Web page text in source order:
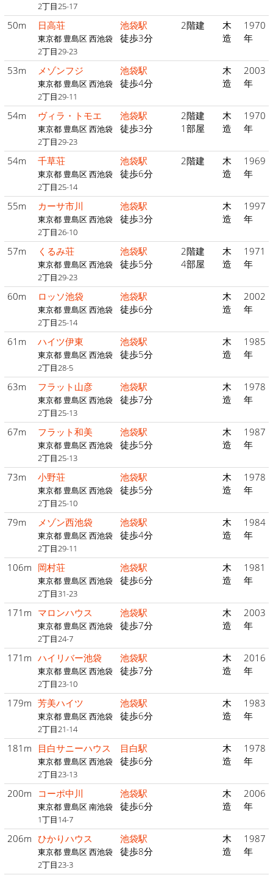
2丁目25-17
50m 日高荘
東京都 豊島区 西池袋
2丁目29-23
池袋駅
徒歩3分
2階建
木
造
1970
年
53m メゾンフジ
東京都 豊島区 西池袋
2丁目29-11
池袋駅
徒歩4分
木
造
2003
年
54m ヴィラ・トモエ
東京都 豊島区 西池袋
2丁目29-23
池袋駅
徒歩3分
2階建
1部屋
木
造
1970
年
54m 千草荘
東京都 豊島区 西池袋
2丁目25-14
池袋駅
徒歩6分
2階建
木
造
1969
年
55m カーサ市川
東京都 豊島区 西池袋
2丁目26-10
池袋駅
徒歩3分
木
造
1997
年
57m くるみ荘
東京都 豊島区 西池袋
2丁目29-23
池袋駅
徒歩5分
2階建
4部屋
木
造
1971
年
60m ロッソ池袋
東京都 豊島区 西池袋
2丁目25-14
池袋駅
徒歩6分
木
造
2002
年
61m ハイツ伊東
東京都 豊島区 西池袋
2丁目28-5
池袋駅
徒歩5分
木
造
1985
年
63m フラット山彦
東京都 豊島区 西池袋
2丁目25-13
池袋駅
徒歩7分
木
造
1978
年
67m フラット和美
東京都 豊島区 西池袋
2丁目25-13
池袋駅
徒歩5分
木
造
1987
年
73m 小野荘
東京都 豊島区 西池袋
2丁目25-10
池袋駅
徒歩5分
木
造
1978
年
79m メゾン西池袋
東京都 豊島区 西池袋
2丁目29-11
池袋駅
徒歩4分
木
造
1984
年
106m 岡村荘
東京都 豊島区 西池袋
2丁目31-23
池袋駅
徒歩6分
木
造
1981
年
171m マロンハウス
東京都 豊島区 西池袋
2丁目24-7
池袋駅
徒歩7分
木
造
2003
年
171m ハイリバー池袋
東京都 豊島区 西池袋
2丁目23-10
池袋駅
徒歩7分
木
造
2016
年
179m 芳美ハイツ
東京都 豊島区 西池袋
2丁目21-14
池袋駅
徒歩6分
木
造
1983
年
181m 目白サニーハウス
東京都 豊島区 西池袋
2丁目23-13
目白駅
徒歩6分
木
造
1978
年
200m コーポ中川
東京都 豊島区 南池袋
1丁目14-7
池袋駅
徒歩6分
木
造
2006
年
206m ひかりハウス
東京都 豊島区 西池袋
2丁目23-3
池袋駅
徒歩8分
木
造
1987
年